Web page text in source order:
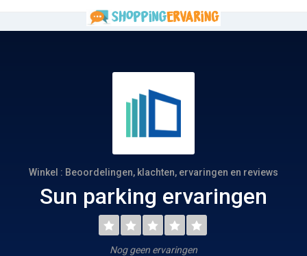
Winkel : Beoordelingen, klachten, ervaringen en reviews
Sun parking ervaringen
Nog geen ervaringen